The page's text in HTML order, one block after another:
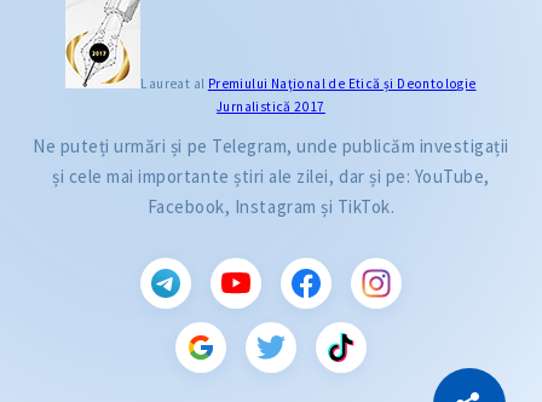
Laureat al Premiului Naţional de Etică și Deontologie
Jurnalistică 2017
Ne puteți urmări și pe Telegram, unde publicăm investigații
și cele mai importante știri ale zilei, dar și pe: YouTube,
Facebook, Instagram și TikTok.